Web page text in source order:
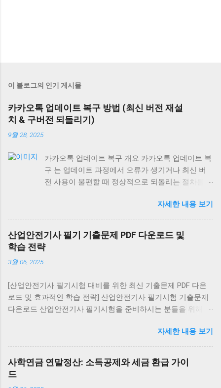
이 블로그의 인기 게시물
카카오톡 업데이트 복구 방법 (최신 버전 재설
치 & 구버전 되돌리기)
9월 28, 2025
카카오톡 업데이트 복구 개요 카카오톡 업데이트 복
구 는 업데이트 과정에서 오류가 생기거나 최신 버
전 사용이 불편할 때 정상적으로 되돌리는 절차를
하지만, 구버전 복구는 안드로이드에서만 제한적으
로 가능하며 iOS와 PC는 불가능합니다. 안드로이드
에서 카카오톡 업데이트 복구 최신 버전 재설치: 구
글 플레이 스토어 → 카카오톡 검색 → [삭제] → [다
경로 사용을 권장 대화 내역 유지: 설치 전 카카오톡
백업 을 통해 데이터를 저장하세요. 아이폰(iOS)에서
카카오톡 업데이트 복구 구버전 복구 불가능 (앱스
후 앱스토어에서 최신 버전 재설치 대화 내역은
iCloud 백업 을 통해 복원 가능 PC에서 카카오톡 업
데이트 복구 PC 카카오톡은 실행 시 자동 업데이트
자세한 내용 보기
산업안전기사 필기 기출문제 PDF 다운로드 및
학습 전략
3월 06, 2025
[산업안전기사 필기시험 대비를 위한 최신 기출문제 PDF 다운
로드 및 효과적인 학습 전략] 산업안전기사 필기시험 기출문제
다운로드 산업안전기사 필기시험을 준비하시는 분들을 위해 최
2016년부터 2022년까지의 7개년 기출문제를 다운로드하실 수
있습니다. 이 자료에는 교사용(정답 표시), 학생용(문제만), 해설
집(해설 및 정답 포함) 버전이 포함되어 있어 다양한 학습 방식
에 맞게 활용할 수 있습니다. 기출문제 다운로드 전자문제집
CBT 활용 인터넷을 통해 다양한 자격시험의 기출문제를 풀어볼
자세한 내용 보기
사학연금 연말정산: 소득공제와 세금 환급 가이
드